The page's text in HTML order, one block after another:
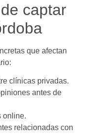
captar
que afectan
clínicas privadas.
antes de
online.
relacionadas con